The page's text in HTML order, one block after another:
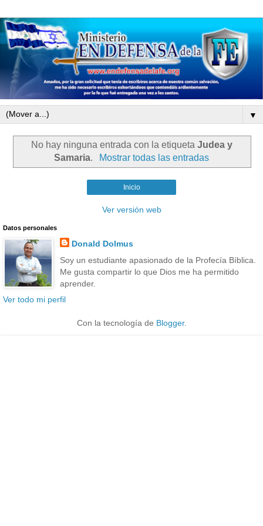
▼
No hay ninguna entrada con la etiqueta Judea y
Samaria. Mostrar todas las entradas
Inicio
Ver versión web
Datos personales
Donald Dolmus
Soy un estudiante apasionado de la Profecía Bíblica.
Me gusta compartir lo que Dios me ha permitido
aprender.
Ver todo mi perfil
Con la tecnología de Blogger.